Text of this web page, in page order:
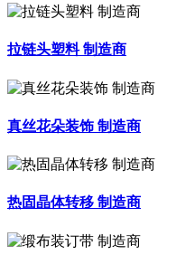
拉链头塑料 制造商
真丝花朵装饰 制造商
热固晶体转移 制造商